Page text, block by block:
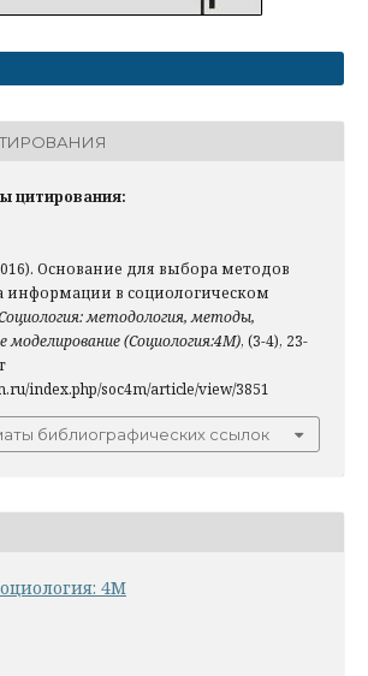
цитирования:
Основание для выбора методов
информации в социологическом
методология, методы,
(Социология:4М), (3-4), 23-
index.php/soc4m/article/view/3851
библиографических ссылок
4М